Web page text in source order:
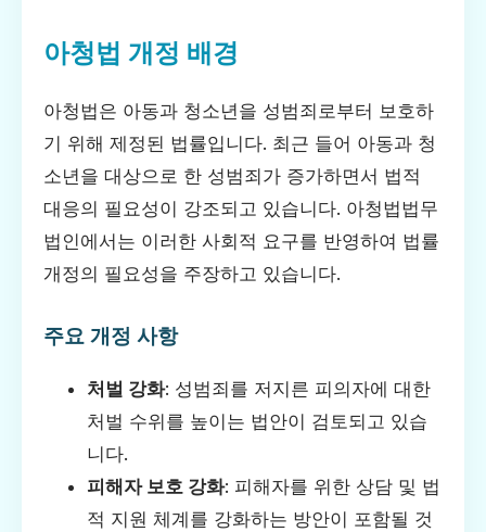
아청법 개정 배경
아청법은 아동과 청소년을 성범죄로부터 보호하
기 위해 제정된 법률입니다. 최근 들어 아동과 청
소년을 대상으로 한 성범죄가 증가하면서 법적
대응의 필요성이 강조되고 있습니다. 아청법법무
법인에서는 이러한 사회적 요구를 반영하여 법률
개정의 필요성을 주장하고 있습니다.
주요 개정 사항
처벌 강화: 성범죄를 저지른 피의자에 대한
처벌 수위를 높이는 법안이 검토되고 있습
니다.
피해자 보호 강화: 피해자를 위한 상담 및 법
적 지원 체계를 강화하는 방안이 포함될 것